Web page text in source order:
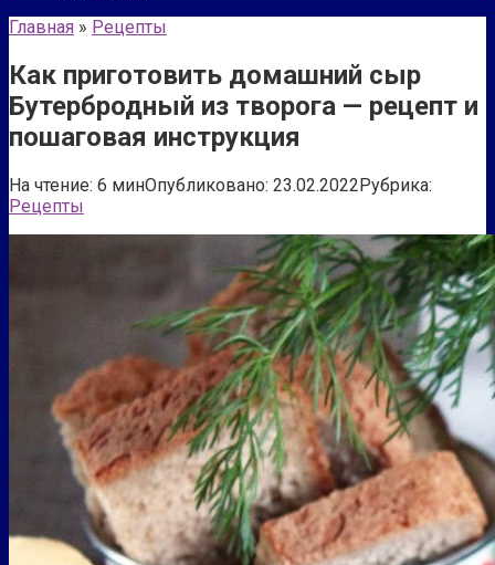
Главная » Рецепты
Как приготовить домашний сыр
Бутербродный из творога — рецепт и
пошаговая инструкция
На чтение: 6 минОпубликовано: 23.02.2022Рубрика:
Рецепты